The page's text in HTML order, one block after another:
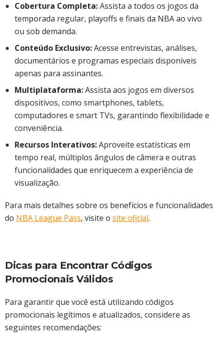
Cobertura Completa:Assista a todos os jogos da
temporada regular, playoffs e finais da NBA ao vivo
ou sob demanda.
Conteúdo Exclusivo:Acesse entrevistas, análises,
documentários e programas especiais disponíveis
apenas para assinantes.​
Multiplataforma:Assista aos jogos em diversos
dispositivos, como smartphones, tablets,
computadores e smart TVs, garantindo flexibilidade e
conveniência.​
Recursos Interativos:Aproveite estatísticas em
tempo real, múltiplos ângulos de câmera e outras
funcionalidades que enriquecem a experiência de
visualização.​
Para mais detalhes sobre os benefícios e funcionalidades
do NBA League Pass, visite o site oficial.​
Dicas para Encontrar Códigos
Promocionais Válidos
Para garantir que você está utilizando códigos
promocionais legítimos e atualizados, considere as
seguintes recomendações:​